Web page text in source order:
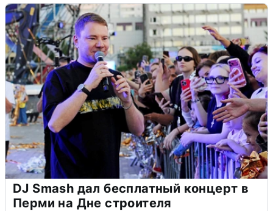
DJ Smash дал бесплатный концерт в
Перми на Дне строителя